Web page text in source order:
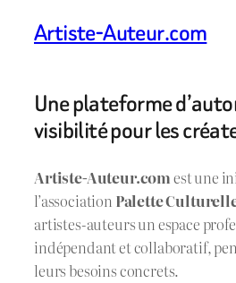
Artiste-Auteur.com
Une plateforme
visibilité pour les
Artiste-Auteur.comest une
l’association Palette
artistes-auteurs un espace
indépendant et collaboratif,
leurs besoins concrets.